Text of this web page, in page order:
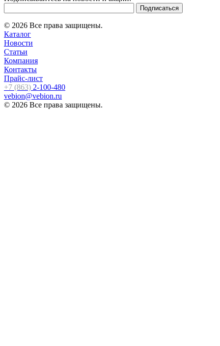
© 2026 Все права защищены.
Каталог
Новости
Статьи
Компания
Контакты
Прайс-лист
+7 (863) 2-100-480
vebion@vebion.ru
© 2026 Все права защищены.